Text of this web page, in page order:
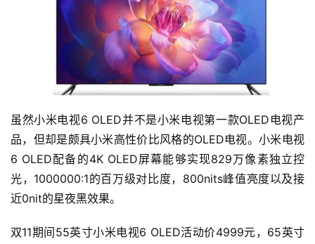
虽然小米电视6 OLED并不是小米电视第一款OLED电视产
品，但却是颇具小米高性价比风格的OLED电视。小米电视
6 OLED配备的4K OLED屏幕能够实现829万像素独立控
光，1000000:1的百万级对比度，800nits峰值亮度以及接
近0nit的星夜黑效果。
双11期间55英寸小米电视6 OLED活动价4999元，65英寸